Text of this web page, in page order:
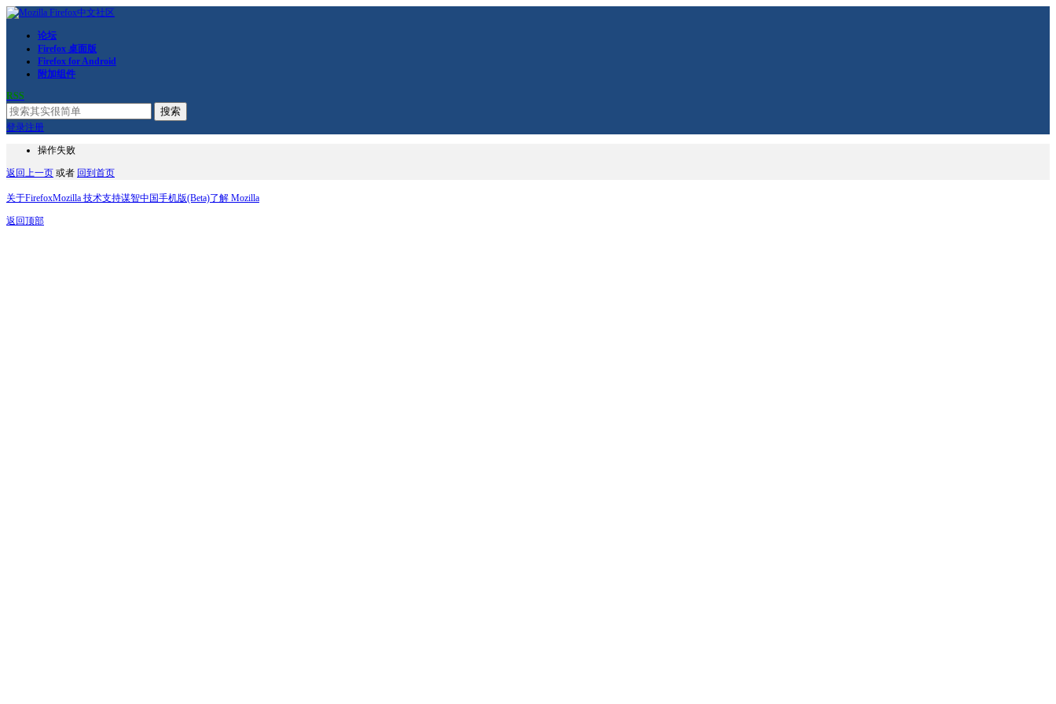
论坛
Firefox 桌面版
Firefox for Android
附加组件
RSS
搜索
登录注册
操作失败
返回上一页 或者 回到首页
关于FirefoxMozilla 技术支持谋智中国手机版(Beta)了解 Mozilla
返回顶部